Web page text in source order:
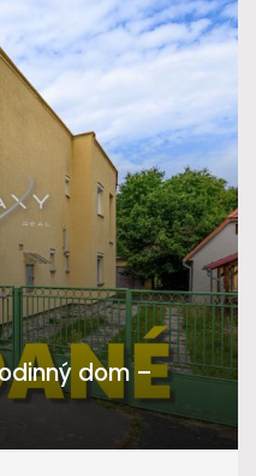
dom –